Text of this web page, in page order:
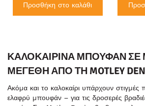
Προσθήκη στο καλάθι
ΚΑΛΟΚΑΙΡΙΝΆ ΜΠΟΥΦΆΝ ΣΕ
ΜΕΓΈΘΗ ΑΠΌ ΤΗ MOTLEY
Ακόμα και το καλοκαίρι υπάρχουν στιγμές
ελαφρύ μπουφάν – για τις δροσερές